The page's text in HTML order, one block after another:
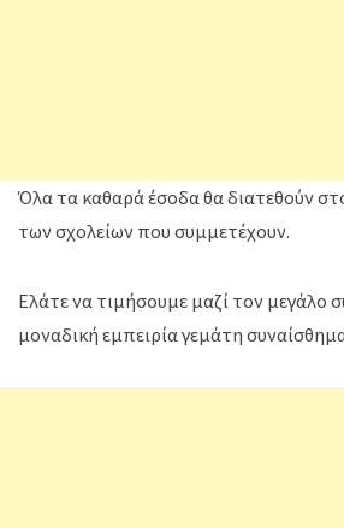
Όλα τα καθαρά έσοδα θα διατεθούν
των σχολείων που συμμετέχουν.
Ελάτε να τιμήσουμε μαζί τον μεγάλο
μοναδική εμπειρία γεμάτη